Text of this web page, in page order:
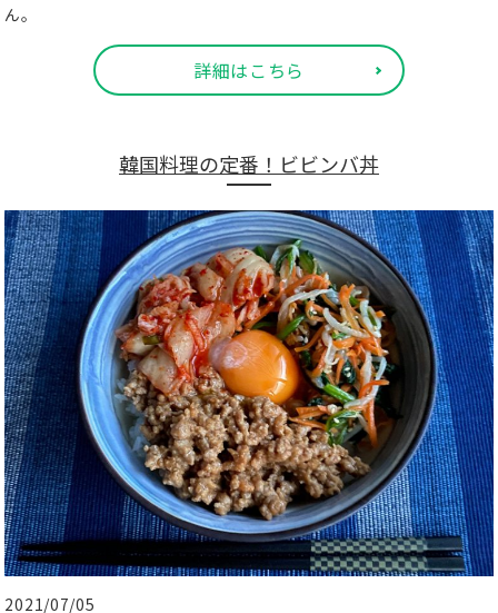
ん。
詳細はこちら
韓国料理の定番！ビビンバ丼
2021/07/05